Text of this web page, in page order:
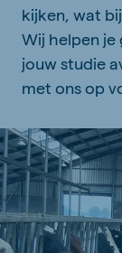
kijken, wat
Wij helpen je
jouw studie
met ons op